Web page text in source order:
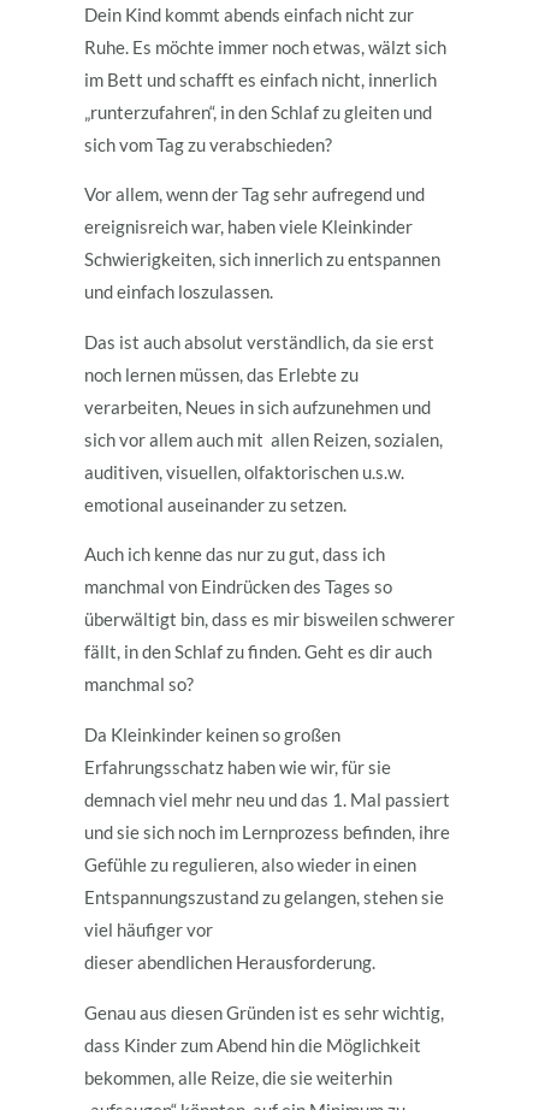
Dein Kind kommt abends einfach nicht zur
Ruhe. Es möchte immer noch etwas, wälzt sich
im Bett und schafft es einfach nicht, innerlich
„runterzufahren“, in den Schlaf zu gleiten und
sich vom Tag zu verabschieden?
Vor allem, wenn der Tag sehr aufregend und
ereignisreich war, haben viele Kleinkinder
Schwierigkeiten, sich innerlich zu entspannen
und einfach loszulassen.
Das ist auch absolut verständlich, da sie erst
noch lernen müssen, das Erlebte zu
verarbeiten, Neues in sich aufzunehmen und
sich vor allem auch mit allen Reizen, sozialen,
auditiven, visuellen, olfaktorischen u.s.w.
emotional auseinander zu setzen.
Auch ich kenne das nur zu gut, dass ich
manchmal von Eindrücken des Tages so
überwältigt bin, dass es mir bisweilen schwerer
fällt, in den Schlaf zu finden. Geht es dir auch
manchmal so?
Da Kleinkinder keinen so großen
Erfahrungsschatz haben wie wir, für sie
demnach viel mehr neu und das 1. Mal passiert
und sie sich noch im Lernprozess befinden, ihre
Gefühle zu regulieren, also wieder in einen
Entspannungszustand zu gelangen, stehen sie
viel häufiger vor
dieser abendlichen Herausforderung.
Genau aus diesen Gründen ist es sehr wichtig,
dass Kinder zum Abend hin die Möglichkeit
bekommen, alle Reize, die sie weiterhin